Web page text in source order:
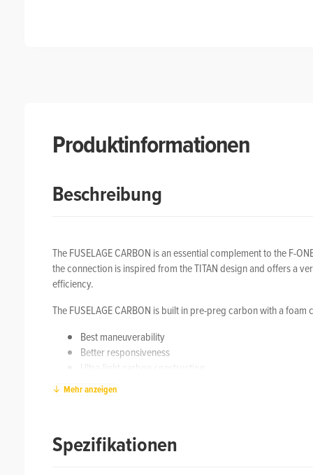
Produktinformationen
Beschreibung
The FUSELAGE CARBON is an essential complement to the
the connection is inspired from the TITAN design and offers a
efficiency.
The FUSELAGE CARBON is built in pre-preg carbon with a
Best maneuverability
Better responsiveness
Ultra-light carbon construction
This fuselage is recommended with the SEVEN SEAS 1400
Weight: 0.18
Lenght:33 cm
Mehr anzeigen
Spezifikationen